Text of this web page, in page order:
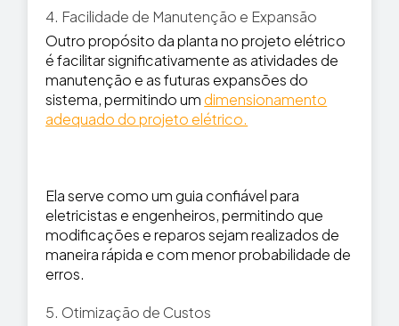
4. Facilidade de Manutenção e Expansão
Outro propósito da planta no projeto elétrico
é facilitar significativamente as atividades de
manutenção e as futuras expansões do
sistema, permitindo um dimensionamento
adequado do projeto elétrico.
Ela serve como um guia confiável para
eletricistas e engenheiros, permitindo que
modificações e reparos sejam realizados de
maneira rápida e com menor probabilidade de
erros.
5. Otimização de Custos